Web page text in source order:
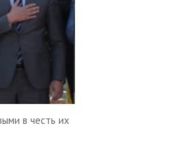
в честь их